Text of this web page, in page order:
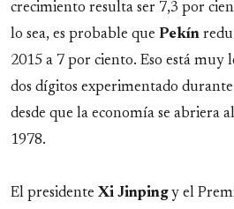
crecimiento resulta ser 7,3 por
lo sea, es probable que Pekín
2015 a 7 por ciento. Eso está muy
dos dígitos experimentado durante
desde que la economía se abriera
1978.
El presidente Xi Jinpingy el